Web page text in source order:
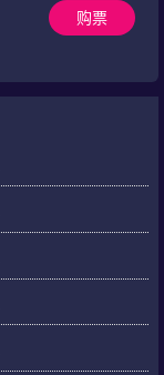
购票